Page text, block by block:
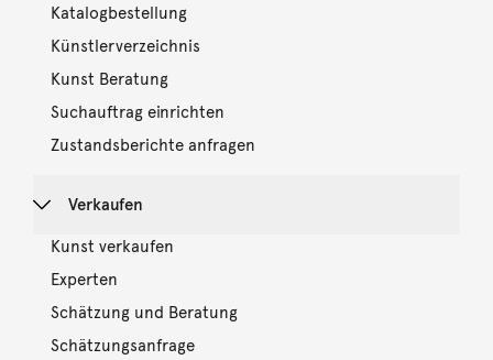
Katalogbestellung
Künstlerverzeichnis
Kunst Beratung
Suchauftrag einrichten
Zustandsberichte anfragen
Verkaufen
Kunst verkaufen
Experten
Schätzung und Beratung
Schätzungsanfrage